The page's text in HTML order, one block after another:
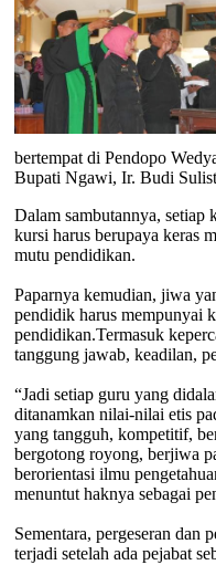
bertempat di Pendopo
Bupati Ngawi, Ir. Budi
Dalam sambutannya, setiap
kursi harus berupaya keras
mutu pendidikan.
Paparnya kemudian, jiwa
pendidik harus mempunyai
pendidikan.Termasuk
tanggung jawab, keadilan,
“Jadi setiap guru yang
ditanamkan nilai-nilai etis
yang tangguh, kompetitif,
bergotong royong, berjiwa
berorientasi ilmu
menuntut haknya sebagai
Sementara, pergeseran dan
terjadi setelah ada pejabat